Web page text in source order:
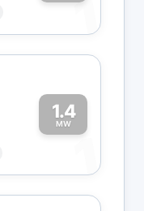
1
1.4
MW
1